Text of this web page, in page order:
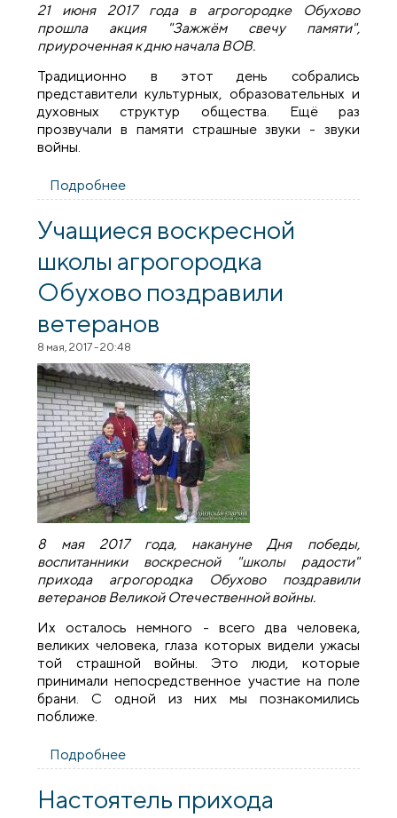
21 июня 2017 года в агрогородке Обухово
прошла акция "Зажжём свечу памяти",
приуроченная к дню начала ВОВ.
Традиционно в этот день собрались
представители культурных, образовательных и
духовных структур общества. Ещё раз
прозвучали в памяти страшные звуки - звуки
войны.
Подробнее
агрогородке Обухово
Учащиеся воскресной
школы агрогородка
Обухово поздравили
ветеранов
8 мая, 2017 - 20:48
8 мая 2017 года, накануне Дня победы,
воспитанники воскресной "школы радости"
прихода агрогородка Обухово поздравили
ветеранов Великой Отечественной войны.
Их осталось немного - всего два человека,
великих человека, глаза которых видели ужасы
той страшной войны. Это люди, которые
принимали непосредственное участие на поле
брани. С одной из них мы познакомились
поближе.
Подробнее
агрогородка Обухово поздравили
Настоятель прихода